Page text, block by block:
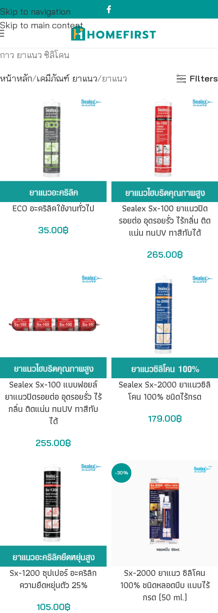
Skip to navigation
Skip to main content
กาว ยาแนว ซิลิโคน
หน้าหลัก เคมีภัณฑ์ ยาแนว ยาแนว Filters
ECO อะคริลิคใช้งานทั่วไป
35.00฿
Sealex Sx-100 ยาแนวปิด
รอยต่อ อุดรอยรั่ว ไร้กลิ่น ติด
แน่น ทนUV ทาสีทับได้
265.00฿
Sealex Sx-100 แบบฟอยล์
ยาแนวปิดรอยต่อ อุดรอยรั่ว ไร้
กลิ่น ติดแน่น ทนUV ทาสีทับ
ได้
255.00฿
Sealex Sx-2000 ยาแนวซิลิ
โคน 100% ชนิดไร้กรด
179.00฿
Sx-1200 ซุปเปอร์ อะคริลิก
ความยืดหยุ่นตัว 25%
105.00฿
-30%
Sx-2000 ยาแนว ซิลิโคน
100% ชนิดหลอดบีบ แบบไร้
กรด (50 ml.)